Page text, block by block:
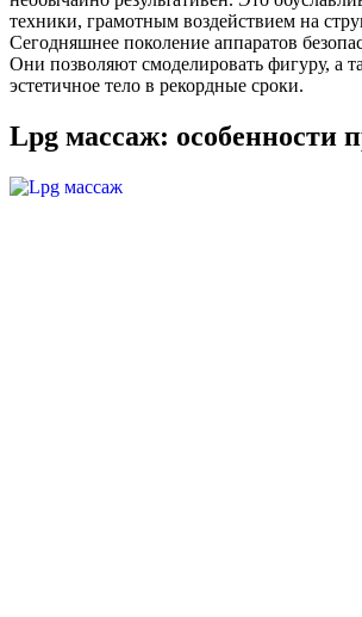
техники, грамотным воздействием на
Сегодняшнее поколение аппаратов
Они позволяют смоделировать фигуру, а
эстетичное тело в рекордные сроки.
Lpg массаж: особенности